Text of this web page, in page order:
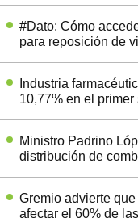
#Dato: Cómo
para reposición de
Industria
10,77% en el
Ministro Padrino
distribución de
Gremio advierte
afectar el 60% de